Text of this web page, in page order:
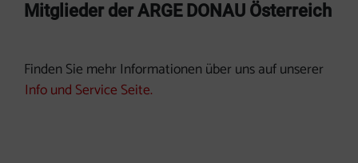
Mitglieder der ARGE DONAU Österreich
Finden Sie mehr Informationen über uns auf unserer
Info und Service Seite.